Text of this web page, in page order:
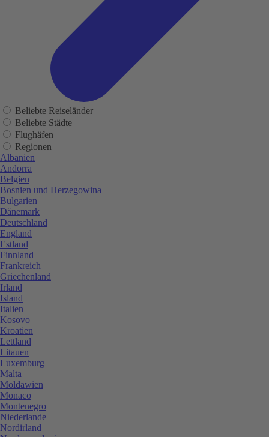
Beliebte Reiseländer
Beliebte Städte
Flughäfen
Regionen
Albanien
Andorra
Belgien
Bosnien und Herzegowina
Bulgarien
Dänemark
Deutschland
England
Estland
Finnland
Frankreich
Griechenland
Irland
Island
Italien
Kosovo
Kroatien
Lettland
Litauen
Luxemburg
Malta
Moldawien
Monaco
Montenegro
Niederlande
Nordirland